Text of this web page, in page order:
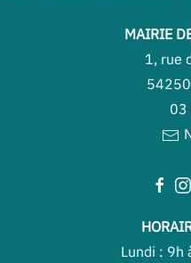
MAIRIE
1, rue
03
Lundi : 9h